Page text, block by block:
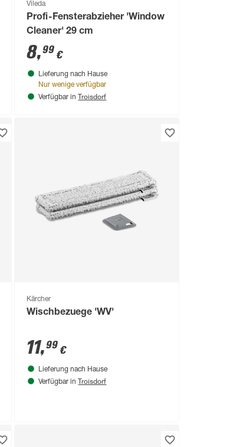
Vileda
Profi-Fensterabzieher 'Window
Cleaner' 29 cm
8,99 €
Lieferung nach Hause
Nur wenige verfügbar
Verfügbar in Troisdorf
Kärcher
Wischbezuege 'WV'
11,99 €
Lieferung nach Hause
Verfügbar in Troisdorf